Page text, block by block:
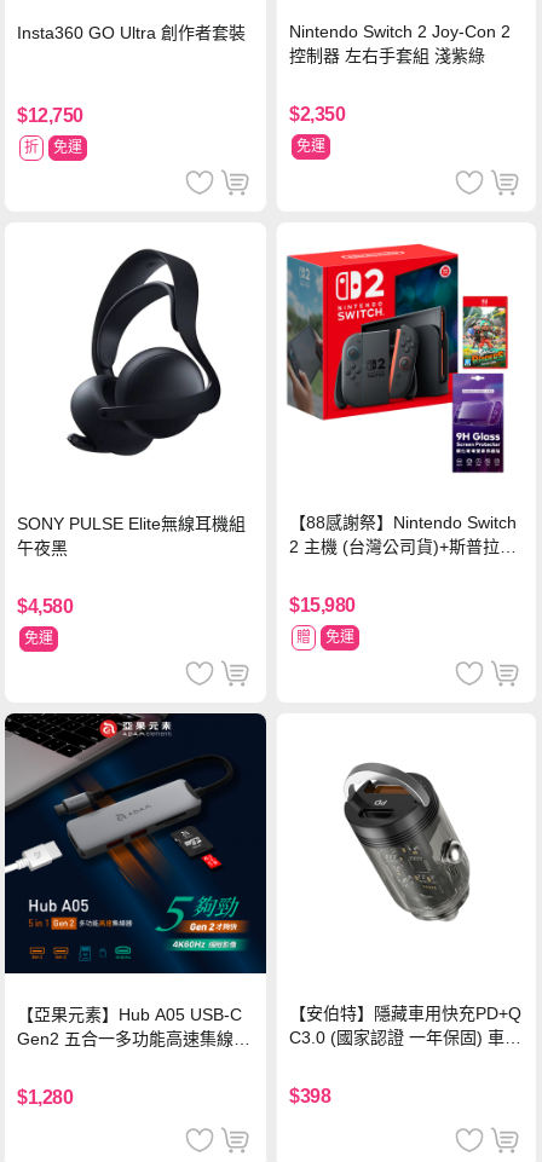
Insta360 GO Ultra 創作者套裝
$12,750
折 免運
Nintendo Switch 2 Joy-Con 2
控制器 左右手套組 淺紫綠
$2,350
免運
SONY PULSE Elite無線耳機組
午夜黑
$4,580
免運
【88感謝祭】Nintendo Switch
2 主機 (台灣公司貨)+斯普拉遁
$15,980
贈 免運
【亞果元素】Hub A05 USB-C
Gen2 五合一多功能高速集線
$1,280
【安伯特】隱藏車用快充PD+Q
C3.0 (國家認證 一年保固) 車充
$398